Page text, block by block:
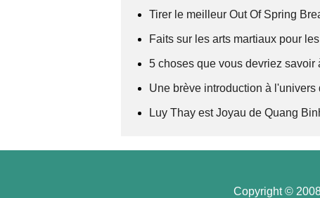
Tirer le meilleur Out Of Spring
Faits sur les arts martiaux pour
5 choses que vous devriez
Une brève introduction à l'univers
Luy Thay est Joyau de Quang
Copyright ©